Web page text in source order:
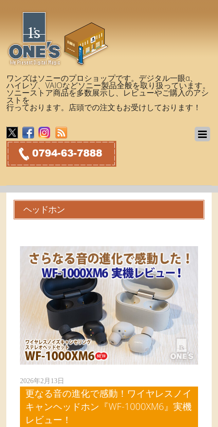
ワンズはソニーのプロショップです。デジタル一眼α、
ハイレゾ、VAIOなどソニー製品全般を取り扱っています。
ソニーストア商品を多数展示し、レビューやご購入のアシ
ストを
行っております。店頭での注文もお受けしております！
ヘッドホン
2026年2月13日
更なる音の進化で感動！ワイヤレスノイ
キャンヘッドホン『WF-1000XM6』実機
レビュー！